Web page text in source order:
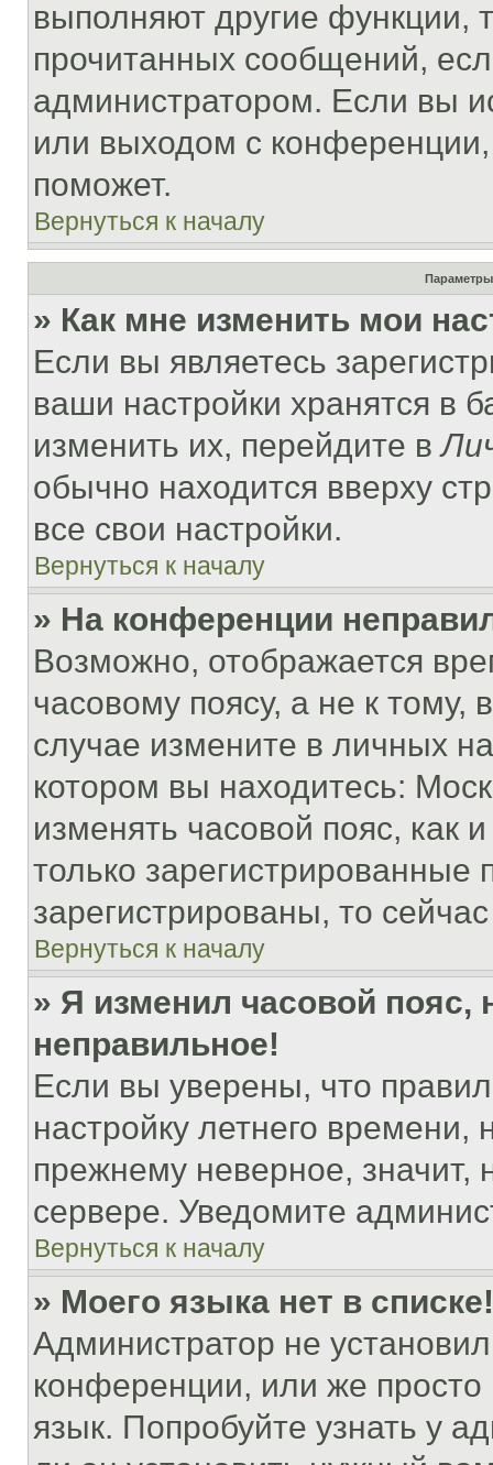
выполняют другие функции,
прочитанных сообщений,
администратором. Если вы
или выходом с
поможет.
Вернуться к началу
Параметры
» Как мне изменить мои
Если вы являетесь
ваши настройки хранятся в
изменить их, перейдите в
обычно находится вверху
все свои настройки.
Вернуться к началу
» На конференции
Возможно, отображается
часовому поясу, а не к тому,
случае измените в личных
котором вы находитесь:
изменять часовой пояс, как
только
зарегистрированы, то
Вернуться к началу
» Я изменил часовой пояс,
неправильное!
Если вы уверены, что
настройку летнего
прежнему неверное, значит,
сервере. Уведомите
Вернуться к началу
» Моего языка нет в списке!
Администратор не
конференции, или же
язык. Попробуйте узнать у